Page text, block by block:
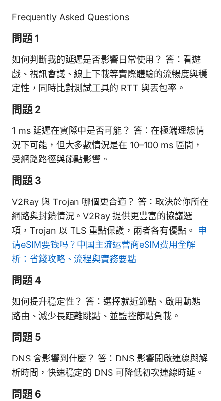
Frequently Asked Questions
問題 1
如何判斷我的延遲是否影響日常使用？ 答：看遊
戲、視訊會議、線上下載等實際體驗的流暢度與穩
定性，同時比對測試工具的 RTT 與丟包率。
問題 2
1 ms 延遲在實際中是否可能？ 答：在極端理想情
況下可能，但大多數情況是在 10–100 ms 區間，
受網路路徑與節點影響。
問題 3
V2Ray 與 Trojan 哪個更合適？ 答：取決於你所在
網路與封鎖情況。V2Ray 提供更豐富的協議選
項，Trojan 以 TLS 重點保護，兩者各有優點。 申
请eSIM要钱吗？中国主流运营商eSIM费用全解
析：省錢攻略、流程與實務要點
問題 4
如何提升穩定性？ 答：選擇就近節點、啟用動態
路由、減少長距離跳點、並監控節點負載。
問題 5
DNS 會影響到什麼？ 答：DNS 影響開啟連線與解
析時間，快速穩定的 DNS 可降低初次連線時延。
問題 6